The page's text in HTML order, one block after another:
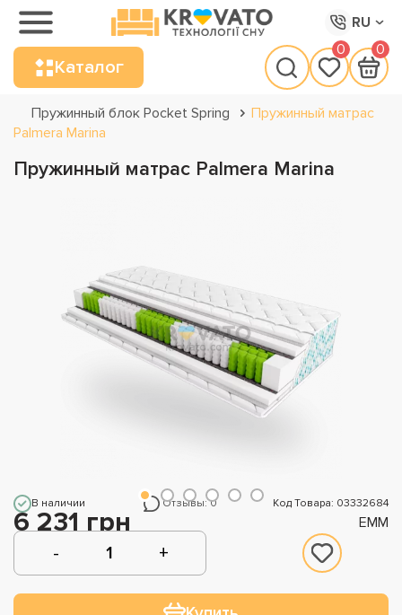
RU
Каталог
0 0
Пружинный блок Pocket Spring
Пружинный матрас
Palmera Marina
Пружинный матрас Palmera Marina
В наличии Отзывы: 0 Код Товара: 03332684
6 231 грн EMM